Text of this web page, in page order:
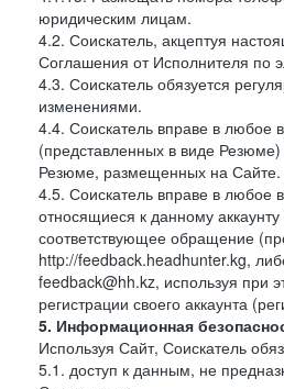
юридическим лицам.
4.2. Соискатель, акцептуя
Соглашения от Исполнителя по
4.3. Соискатель обязуется
изменениями.
4.4. Соискатель вправе в любое
(представленных в виде Резюме)
Резюме, размещенных на Сайте.
4.5. Соискатель вправе в любое
относящиеся к данному
соответствующее обращение
http://feedback.headhunter.kg,
feedback@hh.kz, используя при
регистрации своего аккаунта
5. Информационная
Используя Сайт, Соискатель
5.1. доступ к данным, не